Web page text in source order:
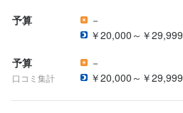
予算
－
￥20,000～￥29,999
予算
口コミ集計
－
￥20,000～￥29,999